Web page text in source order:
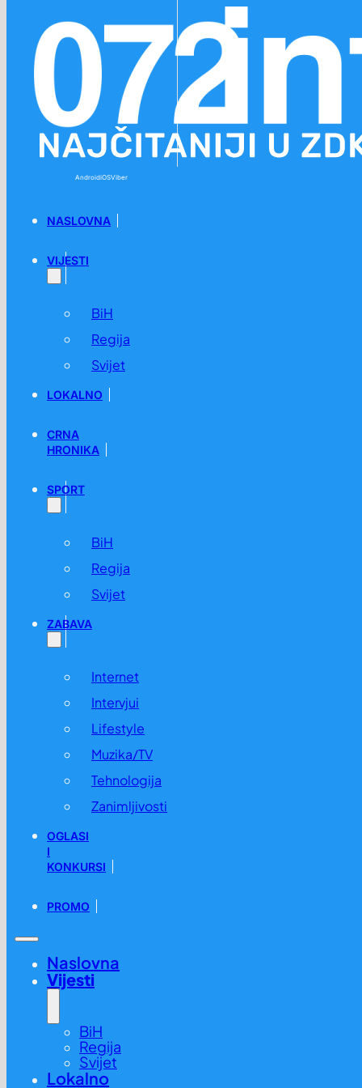
AndroidiOSViber
NASLOVNA
VIJESTI
BiH
Regija
Svijet
LOKALNO
CRNA
HRONIKA
SPORT
BiH
Regija
Svijet
ZABAVA
Internet
Intervjui
Lifestyle
Muzika/TV
Tehnologija
Zanimljivosti
OGLASI
I
KONKURSI
PROMO
Naslovna
Vijesti
BiH
Regija
Svijet
Lokalno